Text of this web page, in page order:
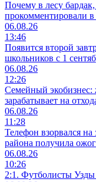
Почему в лесу
прокомментировали в
06.08.26
13:46
Появится второй
школьников с 1
06.08.26
12:26
Семейный экобизнес:
зарабатывает на
06.08.26
11:28
Телефон взорвался на
района получила
06.08.26
10:26
2:1. Футболисты